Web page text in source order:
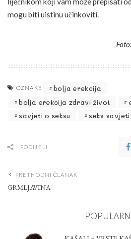
mogu biti uistinu učinkoviti.
OZNAKE
bolja erekcija
bolja erekcija zdravi život
savjeti o seksu
seks savjeti
PODIJELI
PRETHODNI ČLANAK
GRMLJAVINA